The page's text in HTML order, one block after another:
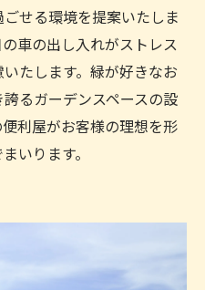
せる環境を提案いたしま
車の出し入れがストレス
たします。緑が好きなお
るガーデンスペースの設
利屋がお客様の理想を形
いります。